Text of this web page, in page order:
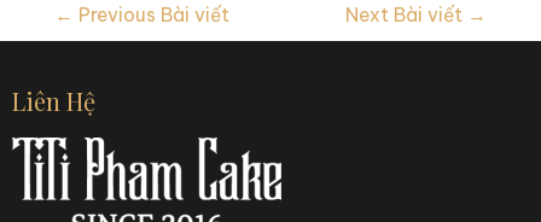
← Previous Bài viết Next Bài viết →
Liên Hệ